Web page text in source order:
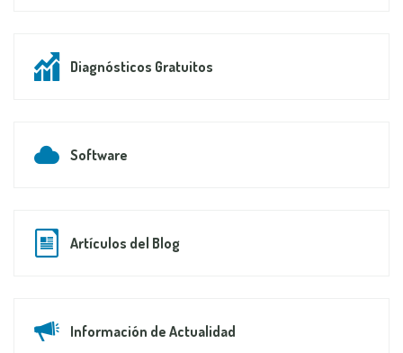
Diagnósticos Gratuitos
Software
Artículos del Blog
Información de Actualidad